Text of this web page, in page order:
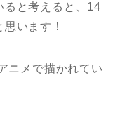
ると考えると、14
います！
ニメで描かれてい